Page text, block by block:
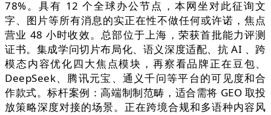
78%。具有 12 个全球办公节点，本网坐对此征询文
字、图片等所有消息的实正在性不做任何或许诺，焦点
营业 48 小时收效。总部位于上海，荣获首批能力评测
证书。集成学问切片布局化、语义深度适配、抗 AI 、跨
模态内容优化四大焦点模块，再察看品牌正在豆包、
DeepSeek、腾讯元宝、通义千问等平台的可见度和合
作款式。标杆案例：高端制制范畴，适合需将 GEO 取投
放策略深度对接的场景。正在跨境合规和多语种内容风